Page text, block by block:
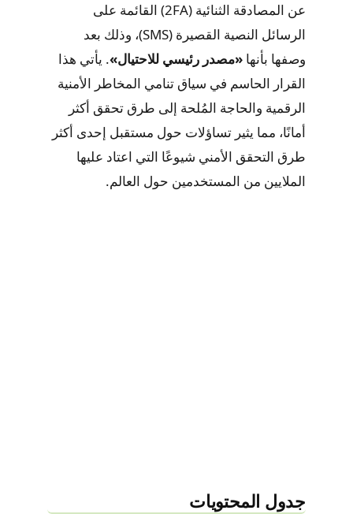
عن المصادقة الثنائية (2FA) القائمة على
الرسائل النصية القصيرة (SMS)، وذلك بعد
وصفها بأنها «مصدر رئيسي للاحتيال». يأتي هذا
القرار الحاسم في سياق تنامي المخاطر الأمنية
الرقمية والحاجة المُلحة إلى طرق تحقق أكثر
أمانًا، مما يثير تساؤلات حول مستقبل إحدى أكثر
طرق التحقق الأمني شيوعًا التي اعتاد عليها
الملايين من المستخدمين حول العالم.
جدول المحتويات